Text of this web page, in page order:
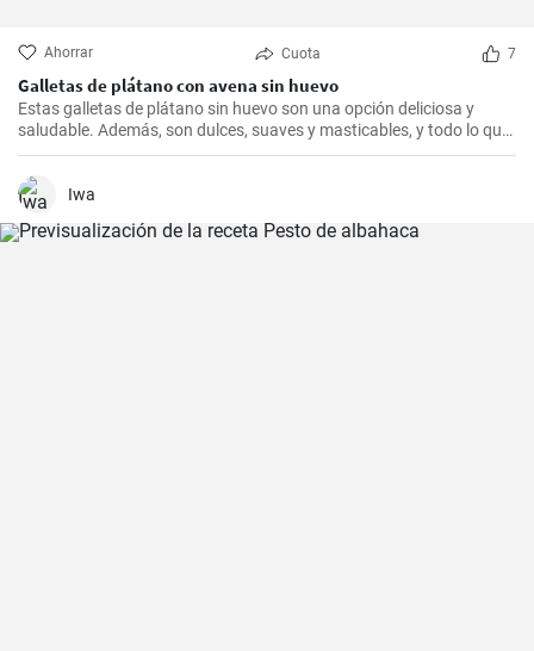
Ahorrar Cuota 7
Galletas de plátano con avena sin huevo
Estas galletas de plátano sin huevo son una opción deliciosa y
saludable. Además, son dulces, suaves y masticables, y todo lo que
necesitas es un plátano, avena y un toque de edulcorante.
Iwa